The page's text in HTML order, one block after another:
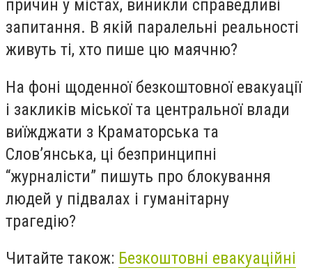
причин у містах, виникли справедливі
запитання. В якій паралельні реальності
живуть ті, хто пише цю маячню?
На фоні щоденної безкоштовної евакуації
і закликів міської та центральної влади
виїжджати з Краматорська та
Слов’янська, ці безпринципні
“журналісти” пишуть про блокування
людей у підвалах і гуманітарну
трагедію?
Читайте також: Безкоштовні евакуаційні